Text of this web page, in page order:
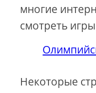
многие
смотреть
Некоторые